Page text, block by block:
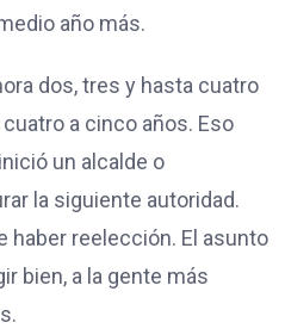
año más.
dos, tres y hasta cuatro
a cinco años. Eso
un alcalde o
la siguiente autoridad.
haber reelección. El asunto
bien, a la gente más